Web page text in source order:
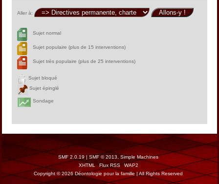
Aller à:
Sujet normal
Sujet populaire (plus de 15 interventions)
Sujet très populaire (plus de 25 interventions)
Sujet bloqué
Sujet épinglé
Sondage
SMF 2.0.19|SMF © 2013, Simple Machines
XHTML
Flux RSS
WAP2
Copyright © 2026 Déontologie pour la famille | All Rights Reserved